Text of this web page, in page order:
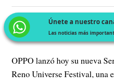
Únete a nuestro
Las noticias más
OPPO lanzó hoy su nueva
Reno Universe Festival, una